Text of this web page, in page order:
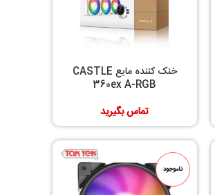
خنک کننده مایع CASTLE
360ex A-RGB
تماس بگیرید
ناموجود